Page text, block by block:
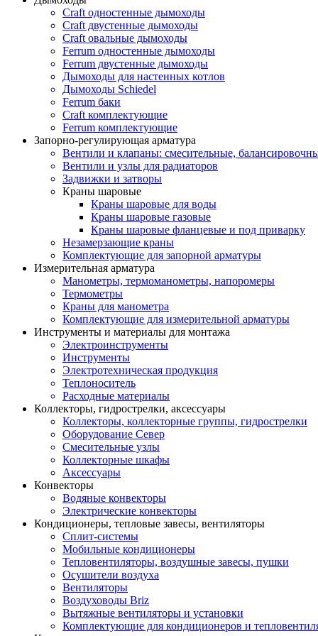
Craft одностенные дымоходы
Craft двустенные дымоходы
Craft овальные дымоходы
Ferrum одностенные дымоходы
Ferrum двустенные дымоходы
Дымоходы для настенных котлов
Дымоходы Schiedel
Ferrum баки
Craft комплектующие
Ferrum комплектующие
Запорно-регулирующая арматура
Вентили и клапаны: смесительные,
Вентили и узлы для радиаторов
Задвижки и затворы
Краны шаровые
Краны шаровые для воды
Краны шаровые газовые
Краны шаровые фланцевые и под приварку
Незамерзающие краны
Комплектующие для запорной арматуры
Измерительная арматура
Манометры, термоманометры, напоромеры
Термометры
Краны для манометра
Комплектующие для измерительной арматуры
Инструменты и материалы для монтажа
Электроинструменты
Инструменты
Электротехническая продукция
Теплоноситель
Расходные материалы
Коллекторы, гидрострелки, аксессуары
Коллекторы, коллекторные группы, гидрострелки
Оборудование Север
Смесительные узлы
Коллекторные шкафы
Аксессуары
Конвекторы
Водяные конвекторы
Электрические конвекторы
Кондиционеры, тепловые завесы, вентиляторы
Сплит-системы
Мобильные кондиционеры
Тепловентиляторы, воздушные завесы, пушки
Осушители воздуха
Вентиляторы
Воздуховоды Briz
Вытяжные вентиляторы и установки
Комплектующие для кондиционеров и